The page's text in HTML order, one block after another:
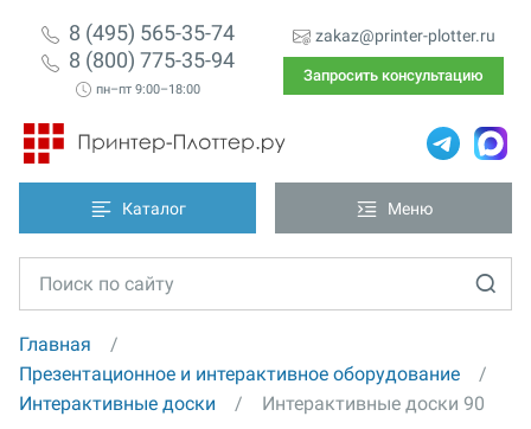
8 (495) 565-35-74
8 (800) 775-35-94
пн–пт 9:00–18:00
zakaz@printer-plotter.ru
Запросить консультацию
Каталог Меню
Главная
Презентационное и интерактивное оборудование
Интерактивные доски
Интерактивные доски 90